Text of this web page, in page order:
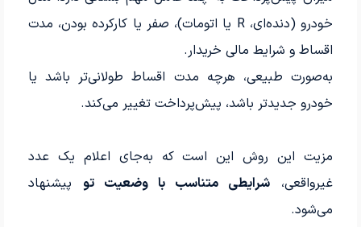
خودرو (دنده‌ای، R یا اتومات)، صفر یا کارکرده بودن، مدت
اقساط و شرایط مالی خریدار.
به‌صورت طبیعی، هرچه مدت اقساط طولانی‌تر باشد یا
خودرو جدیدتر باشد، پیش‌پرداخت تغییر می‌کند.
مزیت این روش این است که به‌جای اعلام یک عدد
غیرواقعی، شرایطی متناسب با وضعیت تو پیشنهاد
می‌شود.